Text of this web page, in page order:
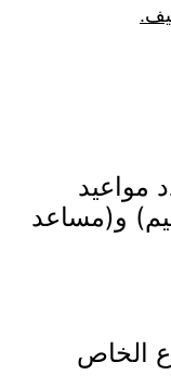
مواعيد
و(مساعد
الخاص